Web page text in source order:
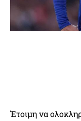
Έτοιμη να